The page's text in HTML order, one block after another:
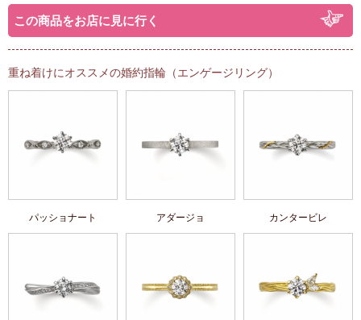
この商品をお店に見に行く
重ね着けにオススメの婚約指輪（エンゲージリング）
パッショナート アダージョ カンタービレ